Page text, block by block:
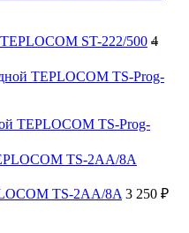
ST-222/500 4
TEPLOCOM TS-Prog-
TS-2AA/8A 3 250 ₽